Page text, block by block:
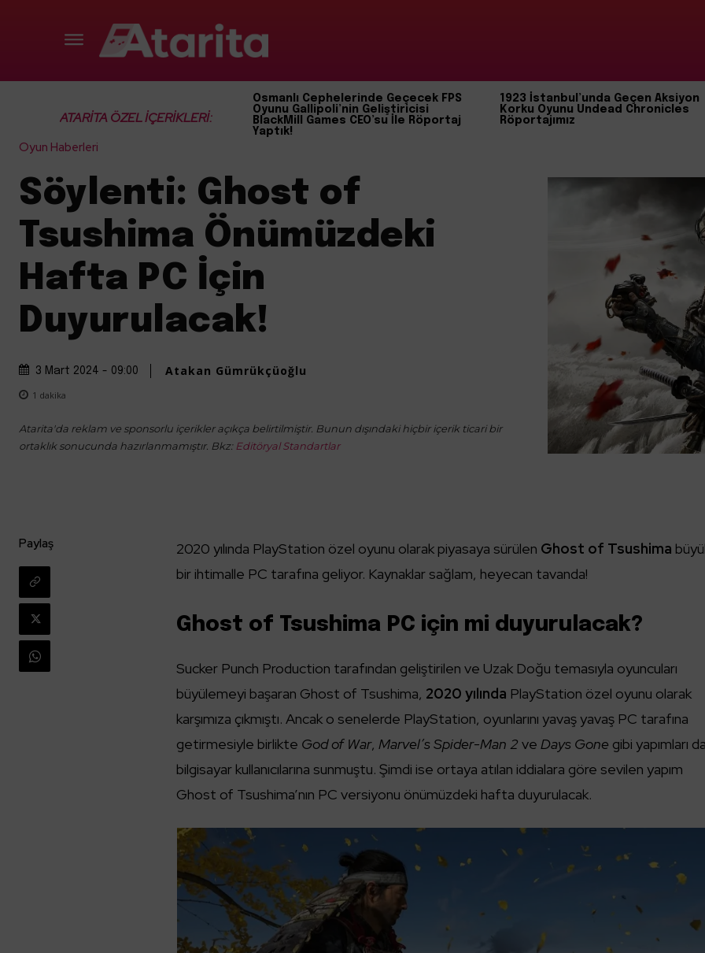
ATARİTA ÖZEL İÇERİKLERİ:
Osmanlı Cephelerinde Geçecek FPS
Oyunu Gallipoli’nin Geliştiricisi
BlackMill Games CEO’su İle Röportaj
Yaptık!
1923 İstanbul’unda Geçen Aksiyon
Korku Oyunu Undead Chronicles
Röportajımız
Oyun Haberleri
Söylenti: Ghost of
Tsushima Önümüzdeki
Hafta PC İçin
Duyurulacak!
3 Mart 2024 - 09:00 Atakan Gümrükçüoğlu
1 dakika
Atarita'da reklam ve sponsorlu içerikler açıkça belirtilmiştir. Bunun dışındaki hiçbir içerik ticari bir
ortaklık sonucunda hazırlanmamıştır. Bkz: Editöryal Standartlar
Paylaş 2020 yılında PlayStation özel oyunu olarak piyasaya sürülen Ghost of Tsushima
bir ihtimalle PC tarafına geliyor. Kaynaklar sağlam, heyecan tavanda!
Ghost of Tsushima PC için mi duyurulacak?
Sucker Punch Production tarafından geliştirilen ve Uzak Doğu temasıyla oyuncuları
büyülemeyi başaran Ghost of Tsushima, 2020 yılında PlayStation özel oyunu olarak
karşımıza çıkmıştı. Ancak o senelerde PlayStation, oyunlarını yavaş yavaş PC tarafına
getirmesiyle birlikte God of War,Marvel’s Spider-Man 2 veDays Gone gibi yapımları
bilgisayar kullanıcılarına sunmuştu. Şimdi ise ortaya atılan iddialara göre sevilen yapım
Ghost of Tsushima’nın PC versiyonu önümüzdeki hafta duyurulacak.